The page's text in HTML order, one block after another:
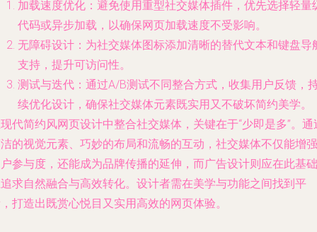
加载速度优化 ：避免使用重型社交媒体插件，优先选择轻量
代码或异步加载，以确保网页加载速度不受影响。
无障碍设计 ：为社交媒体图标添加清晰的替代文本和键盘导
支持，提升可访问性。
测试与迭代 ：通过A/B测试不同整合方式，收集用户反馈，
续优化设计，确保社交媒体元素既实用又不破坏简约美学。
代简约风网页设计中整合社交媒体，关键在于“少即是多”。通
的视觉元素、巧妙的布局和流畅的互动，社交媒体不仅能增强
参与度，还能成为品牌传播的延伸，而广告设计则应在此基础
求自然融合与高效转化。设计者需在美学与功能之间找到平
打造出既赏心悦目又实用高效的网页体验。